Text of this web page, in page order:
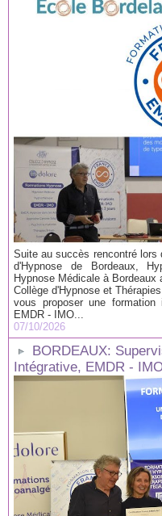
Suite au succès rencontré lors
d'Hypnose de Bordeaux,
Hypnose Médicale à
Collège d'Hypnose et
vous proposer une
EMDR - IMO...
07/10/2026
BORDEAUX:
Intégrative, EMDR -